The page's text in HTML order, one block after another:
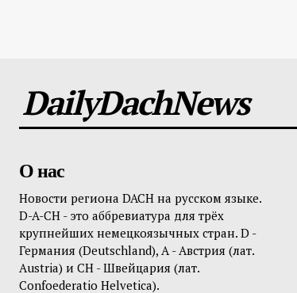
DailyDachNews
О нас
Новости региона DACH на русском языке.
D-A-CH - это аббревиатура для трёх
крупнейших немецкоязычных стран. D -
Германия (Deutschland), A - Австрия (лат.
Austria) и CH - Швейцария (лат.
Confoederatio Helvetica).